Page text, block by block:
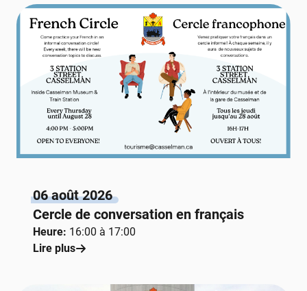
06 août 2026
Cercle de conversation en français
Heure: 16:00 à 17:00
Lire plus